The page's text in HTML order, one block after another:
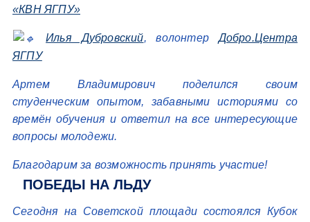
«КВН ЯГПУ»
Илья Дубровский, волонтерДобро.Центра
ЯГПУ
Артем Владимирович поделился своим
студенческим опытом, забавными историями со
времён обучения и ответил на все интересующие
вопросы молодежи.
Благодарим за возможность принять участие!
ПОБЕДЫ НА ЛЬДУ
Сегодня на Советской площади состоялся Кубок